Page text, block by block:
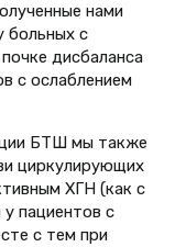
нами
больных с
дисбаланса
с ослаблением
БТШ мы также
циркулирующих
ХГН (как с
пациентов с
с тем при